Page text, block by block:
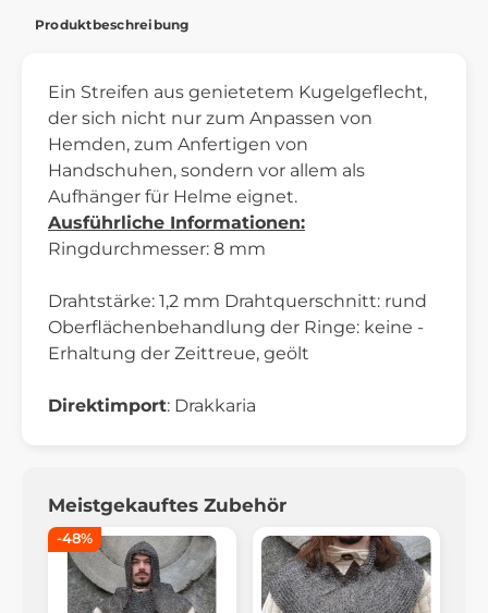
Produktbeschreibung
Ein Streifen aus genietetem Kugelgeflecht,
der sich nicht nur zum Anpassen von
Hemden, zum Anfertigen von
Handschuhen, sondern vor allem als
Aufhänger für Helme eignet.
Ausführliche Informationen:
Ringdurchmesser: 8 mm
Drahtstärke: 1,2 mm Drahtquerschnitt: rund
Oberflächenbehandlung der Ringe: keine -
Erhaltung der Zeittreue, geölt
Direktimport: Drakkaria
Meistgekauftes Zubehör
-48%